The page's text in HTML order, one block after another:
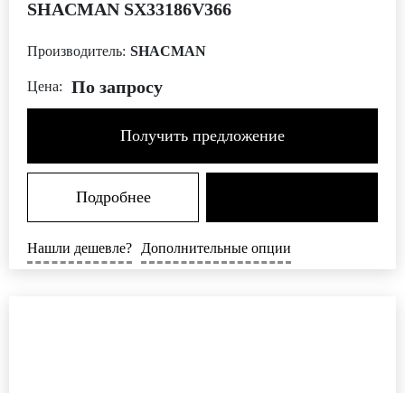
SHACMAN SX33186V366
Производитель: SHACMAN
Цена: По запросу
Получить предложение
Подробнее
Нашли дешевле? Дополнительные опции